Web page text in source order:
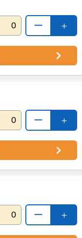
＋
ー
＋
ー
＋
ー